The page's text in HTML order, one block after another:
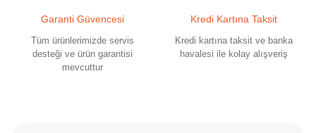
Garanti Güvencesi
Tüm ürünlerimizde servis
desteği ve ürün garantisi
mevcuttur
Kredi Kartına Taksit
Kredi kartına taksit ve banka
havalesi ile kolay alışveriş